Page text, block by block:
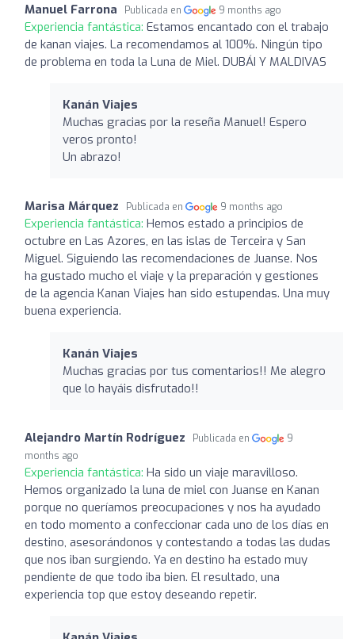
Manuel Farrona Publicada en 9 months ago
Experiencia fantástica: Estamos encantado con el trabajo
de kanan viajes. La recomendamos al 100%. Ningún tipo
de problema en toda la Luna de Miel. DUBÁI Y MALDIVAS
Kanán Viajes
Muchas gracias por la reseña Manuel! Espero
veros pronto!
Un abrazo!
Marisa Márquez Publicada en 9 months ago
Experiencia fantástica: Hemos estado a principios de
octubre en Las Azores, en las islas de Terceira y San
Miguel. Siguiendo las recomendaciones de Juanse. Nos
ha gustado mucho el viaje y la preparación y gestiones
de la agencia Kanan Viajes han sido estupendas. Una muy
buena experiencia.
Kanán Viajes
Muchas gracias por tus comentarios!! Me alegro
que lo hayáis disfrutado!!
Alejandro Martín Rodríguez Publicada en
9
months ago
Experiencia fantástica: Ha sido un viaje maravilloso.
Hemos organizado la luna de miel con Juanse en Kanan
porque no queríamos preocupaciones y nos ha ayudado
en todo momento a confeccionar cada uno de los días en
destino, asesorándonos y contestando a todas las dudas
que nos iban surgiendo. Ya en destino ha estado muy
pendiente de que todo iba bien. El resultado, una
experiencia top que estoy deseando repetir.